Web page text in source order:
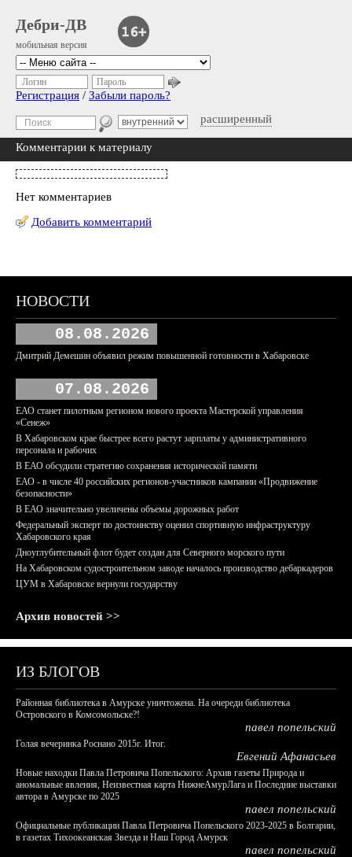
Дебри-ДВ
мобильная версия
расширенный
Логин Пароль
Регистрация / Забыли пароль?
Комментарии к материалу
Нет комментариев
Добавить комментарий
НОВОСТИ
08.08.2026
Дмитрий Демешин объявил режим повышенной готовности в Хабаровске
07.08.2026
ЕАО станет пилотным регионом нового проекта Мастерской управления
«Сенеж»
В Хабаровском крае быстрее всего растут зарплаты у административного
персонала и рабочих
В ЕАО обсудили стратегию сохранения исторической памяти
ЕАО - в числе 40 российских регионов-участников кампании «Продвижение
безопасности»
В ЕАО значительно увеличены объемы дорожных работ
Федеральный эксперт по достоинству оценил спортивную инфраструктуру
Хабаровского края
Дноуглубительный флот будет создан для Северного морского пути
На Хабаровском судостроительном заводе началось производство дебаркадеров
ЦУМ в Хабаровске вернули государству
Архив новостей >>
ИЗ БЛОГОВ
Районная библиотека в Амурске уничтожена. На очереди библиотека
Островского в Комсомольске?!
павел попельский
Голая вечеринка Роснано 2015г. Итог.
Евгений Афанасьев
Новые находки Павла Петровича Попельского: Архив газеты Природа и
аномальные явления, Неизвестная карта НижнеАмурЛага и Последние выставки
автора в Амурске по 2025
павел попельский
Официальные публикации Павла Петровича Попельского 2023-2025 в Болгарии,
в газетах Тихоокеанская Звезда и Наш Город Амурск
павел попельский